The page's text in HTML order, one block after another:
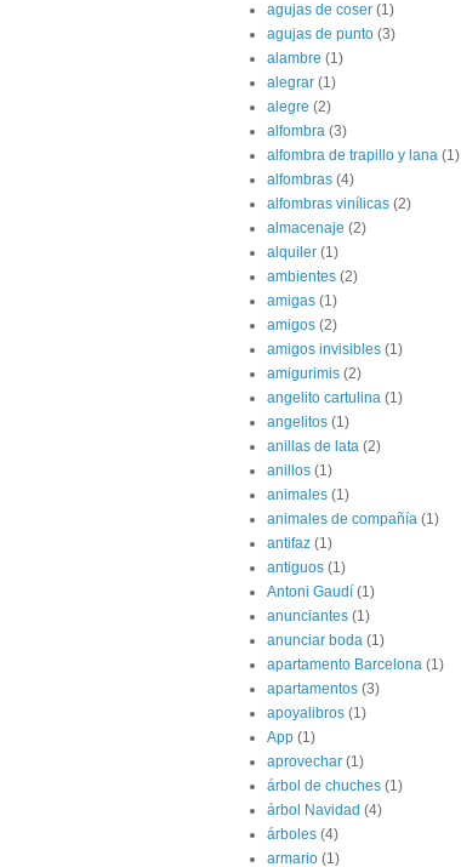
agujas de coser (1)
agujas de punto (3)
alambre (1)
alegrar (1)
alegre (2)
alfombra (3)
alfombra de trapillo y lana (1)
alfombras (4)
alfombras vinílicas (2)
almacenaje (2)
alquiler (1)
ambientes (2)
amigas (1)
amigos (2)
amigos invisibles (1)
amigurimis (2)
angelito cartulina (1)
angelitos (1)
anillas de lata (2)
anillos (1)
animales (1)
animales de compañía (1)
antifaz (1)
antiguos (1)
Antoni Gaudí (1)
anunciantes (1)
anunciar boda (1)
apartamento Barcelona (1)
apartamentos (3)
apoyalibros (1)
App (1)
aprovechar (1)
árbol de chuches (1)
árbol Navidad (4)
árboles (4)
armario (1)